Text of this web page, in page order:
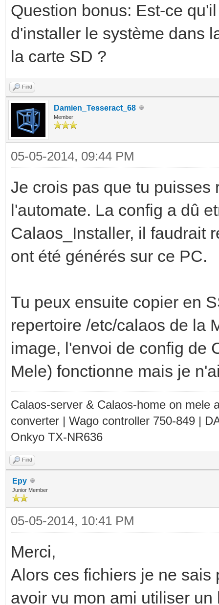
Question bonus: Est-ce
d'installer le système dans
la carte SD ?
Find
Damien_Tesseract_68
Member
05-05-2014, 09:44 PM
Je crois pas que tu puisses
l'automate. La config a dû
Calaos_Installer, il faudrait
ont été générés sur ce PC.
Tu peux ensuite copier en
repertoire /etc/calaos de la
image, l'envoi de config de
Mele) fonctionne mais je
Calaos-server & Calaos-home on mele
converter | Wago controller 750-849 |
Onkyo TX-NR636
Find
Epy
Junior Member
05-05-2014, 10:41 PM
Merci,
Alors ces fichiers je ne sais
avoir vu mon ami utiliser